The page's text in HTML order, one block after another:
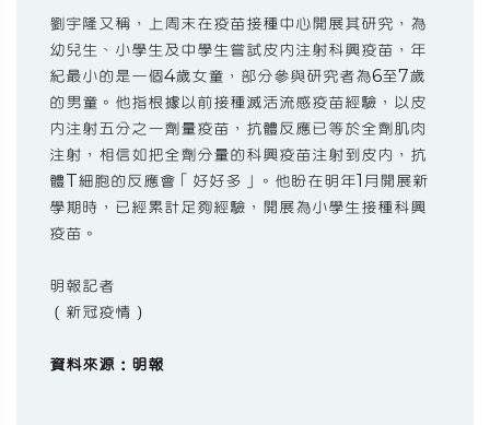
劉宇隆又稱，上周末在疫苗接種中心開展其研究，為
幼兒生、小學生及中學生嘗試皮內注射科興疫苗，年
紀最小的是一個4歲女童，部分參與研究者為6至7歲
的男童。他指根據以前接種滅活流感疫苗經驗，以皮
內注射五分之一劑量疫苗，抗體反應已等於全劑肌肉
注射，相信如把全劑分量的科興疫苗注射到皮內，抗
體T細胞的反應會「好好多」。他盼在明年1月開展新
學期時，已經累計足夠經驗，開展為小學生接種科興
疫苗。
明報記者
（新冠疫情）
資料來源：明報